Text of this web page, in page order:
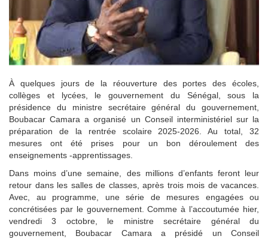
À quelques jours de la réouverture des portes des écoles,
collèges et lycées, le gouvernement du Sénégal, sous la
présidence du ministre secrétaire général du gouvernement,
Boubacar Camara a organisé un Conseil interministériel sur la
préparation de la rentrée scolaire 2025-2026. Au total, 32
mesures ont été prises pour un bon déroulement des
enseignements -apprentissages.
Dans moins d’une semaine, des millions d’enfants feront leur
retour dans les salles de classes, après trois mois de vacances.
Avec, au programme, une série de mesures engagées ou
concrétisées par le gouvernement. Comme à l’accoutumée hier,
vendredi 3 octobre, le ministre secrétaire général du
gouvernement, Boubacar Camara a présidé un Conseil